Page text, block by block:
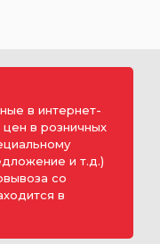
в интернет-
цен в розничных
и т.д.)
со
в